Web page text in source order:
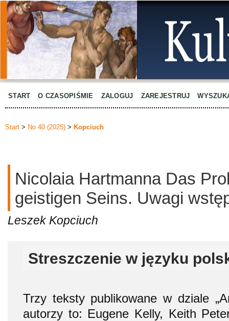
START O CZASOPIŚMIE ZALOGUJ ZAREJESTRUJ
Start > No 40 (2025) > Kopciuch
Nicolaia Hartmanna Das
geistigen Seins. Uwagi
Leszek Kopciuch
Streszczenie w języku
Trzy teksty publikowane w dziale
autorzy to: Eugene Kelly, Keith